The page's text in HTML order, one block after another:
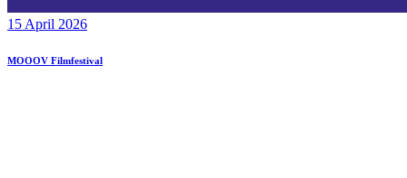
15 April 2026
MOOOV Filmfestival